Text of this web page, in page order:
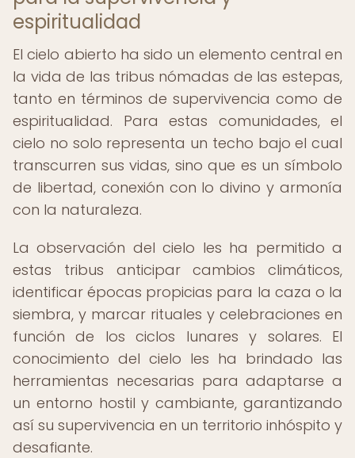
espiritualidad
El cielo abierto ha sido un elemento central en
la vida de las tribus nómadas de las estepas,
tanto en términos de supervivencia como de
espiritualidad. Para estas comunidades, el
cielo no solo representa un techo bajo el cual
transcurren sus vidas, sino que es un símbolo
de libertad, conexión con lo divino y armonía
con la naturaleza.
La observación del cielo les ha permitido a
estas tribus anticipar cambios climáticos,
identificar épocas propicias para la caza o la
siembra, y marcar rituales y celebraciones en
función de los ciclos lunares y solares. El
conocimiento del cielo les ha brindado las
herramientas necesarias para adaptarse a
un entorno hostil y cambiante, garantizando
así su supervivencia en un territorio inhóspito y
desafiante.